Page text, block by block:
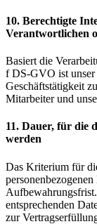
10. Berechtigte
Verantwortlichen
Basiert die
f DS-GVO ist unser
Geschäftstätigkeit
Mitarbeiter und
11. Dauer, für die
werden
Das Kriterium für
entsprechenden
zur